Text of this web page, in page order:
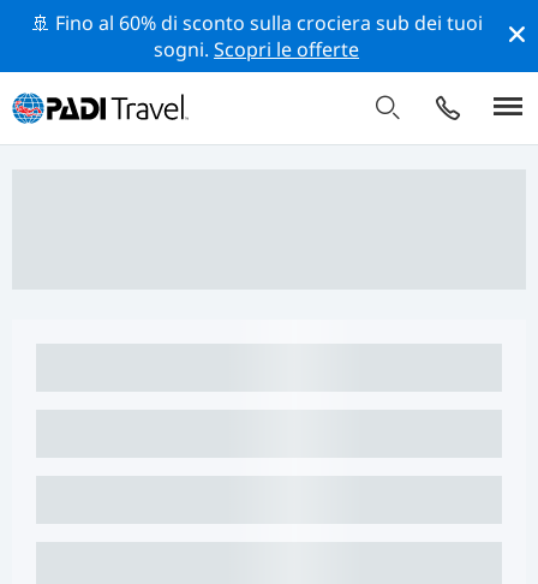
🚢 Fino al 60% di sconto sulla crociera sub dei tuoi
sogni.Scopri le offerte